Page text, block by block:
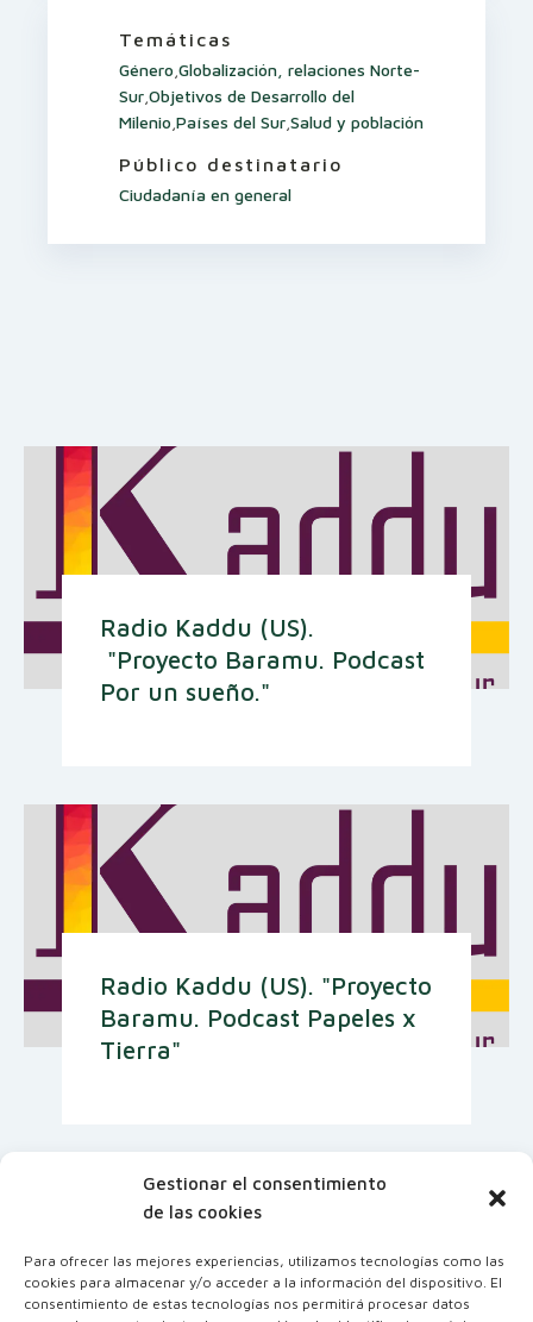
Gestionar el consentimiento
de las cookies
Para ofrecer las mejores experiencias, utilizamos tecnologías como las
cookies para almacenar y/o acceder a la información del dispositivo. El
consentimiento de estas tecnologías nos permitirá procesar datos
Temáticas
Género Globalización, relaciones Norte-
Sur Objetivos de Desarrollo del
Milenio Países del Sur Salud y población
Público destinatario
Ciudadanía en general
Radio Kaddu (US).
"Proyecto Baramu. Podcast
Por un sueño."
Radio Kaddu (US). "Proyecto
Baramu. Podcast Papeles x
Tierra"